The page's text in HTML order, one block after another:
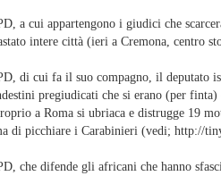
a cui appartengono i giudici che
intere città (ieri a Cremona, centro
di cui fa il suo compagno, il deputato
pregiudicati che si erano (per
a Roma si ubriaca e distrugge 19
di picchiare i Carabinieri (vedi; http://
che difende gli africani che hanno